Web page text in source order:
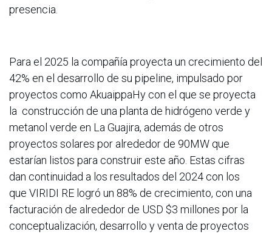
presencia.
Para el 2025 la compañía proyecta un crecimiento del
42% en el desarrollo de su pipeline, impulsado por
proyectos como AkuaippaHy con el que se proyecta
la construcción de una planta de hidrógeno verde y
metanol verde en La Guajira, además de otros
proyectos solares por alrededor de 90MW que
estarían listos para construir este año. Estas cifras
dan continuidad a los resultados del 2024 con los
que VIRIDI RE logró un 88% de crecimiento, con una
facturación de alrededor de USD $3 millones por la
conceptualización, desarrollo y venta de proyectos